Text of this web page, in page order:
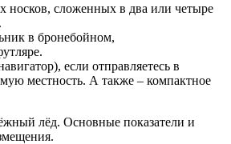
носков, сложенных в два или четыре
в бронебойном,
если отправляетесь в
местность. А также – компактное
лёд. Основные показатели и